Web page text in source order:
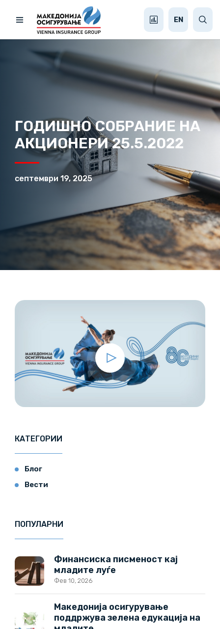
EN
ГОДИШНО СОБРАНИЕ НА
АКЦИОНЕРИ 25.5.2022
септември 19, 2025
КАТЕГОРИИ
Блог
Вести
ПОПУЛАРНИ
Финансиска писменост кај
младите луѓе
Фев 10, 2026
Македонија осигурување
поддржува зелена едукација на